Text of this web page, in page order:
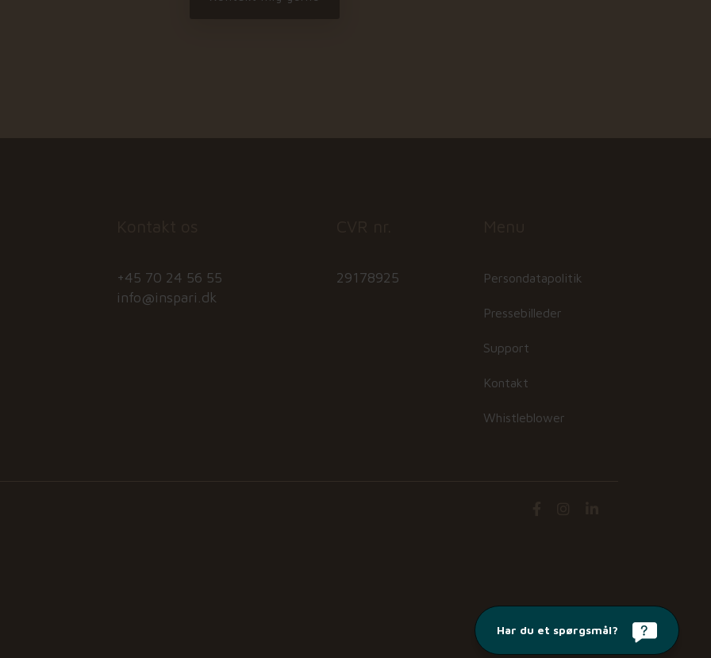
+45 70 24 56 55
info@inspari.dk
29178925 Persondatapolitik
Pressebilleder
Support
Kontakt
Whistleblower
Har du et spørgsmål?